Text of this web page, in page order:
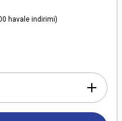
havale indirimi)